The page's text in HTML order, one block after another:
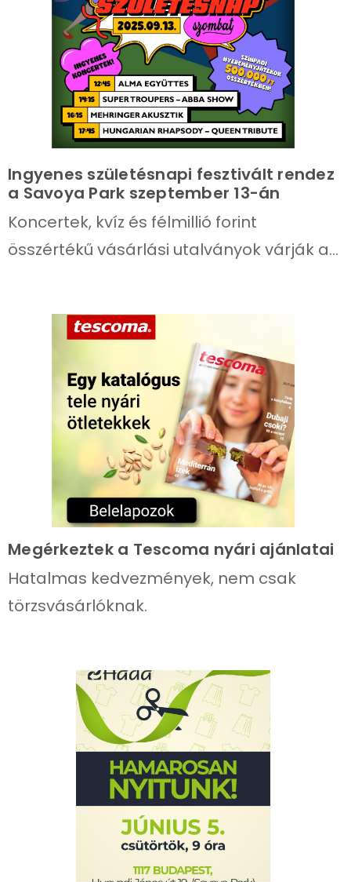
Ingyenes születésnapi fesztivált rendez
a Savoya Park szeptember 13-án
Koncertek, kvíz és félmillió forint
összértékű vásárlási utalványok várják a
Megérkeztek a Tescoma nyári ajánlatai
Hatalmas kedvezmények, nem csak
törzsvásárlóknak.